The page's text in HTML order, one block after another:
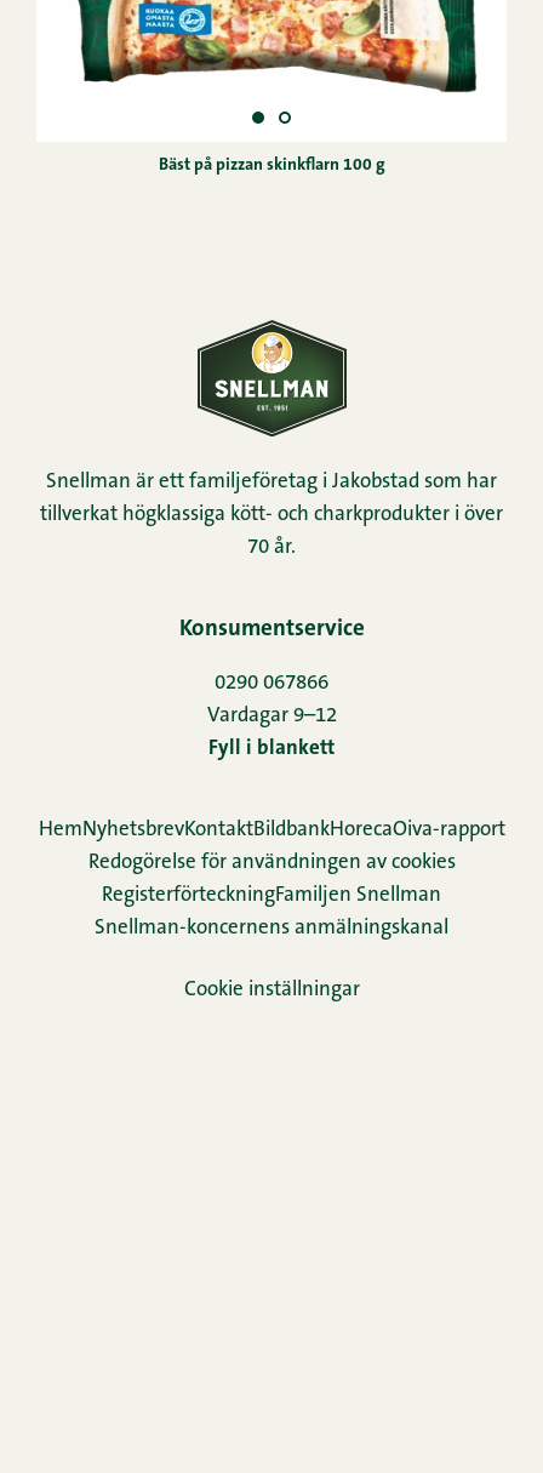
Bäst på pizzan skinkflarn 100 g
Snellman är ett familjeföretag i Jakobstad som har
tillverkat högklassiga kött- och charkprodukter i över
70 år.
Konsumentservice
0290 067866
Vardagar 9–12
Fyll i blankett
HemNyhetsbrevKontaktBildbankHorecaOiva-rapport
Redogörelse för användningen av cookies
Re­gis­ter­för­teck­ningFamiljen Snellman
Snellman-koncernens anmälningskanal
Cookie inställningar